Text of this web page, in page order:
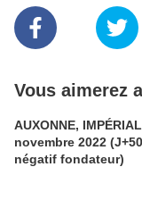
Vous aimerez
AUXONNE,
novembre 2022
négatif fondateur)